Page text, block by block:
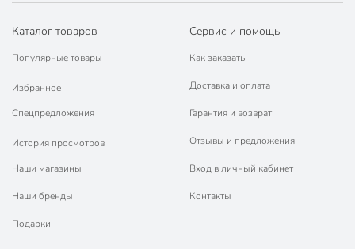
Каталог товаров
Популярные товары
Избранное
Спецпредложения
История просмотров
Наши магазины
Наши бренды
Подарки
Сервис и помощь
Как заказать
Доставка и оплата
Гарантия и возврат
Отзывы и предложения
Вход в личный кабинет
Контакты